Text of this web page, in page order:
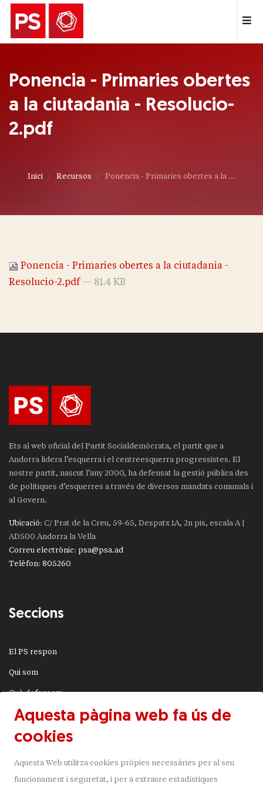
Ponencia - Primaries obertes
a la ciutadania - Resolucio-
2.pdf
Inici Recursos Ponencia - Primaries obertes a la ...
Ponencia - Primaries obertes a la ciutadania -
Resolucio-2.pdf — 81.4 KB
Ets al web oficial del Partit Socialdemòcrata, el partit que a
Andorra lidera l’esquerra i el centreesquerra progressistes. El
nostre partit, nascut l’any 2000, ha defensat la gestió pública des
de polítiques d’esquerres a través de diversos mandats comunals i
al Govern.
Ubicació: C/ Prat de la Creu, 59-65, Despatx 1A, 2n pis, escala A |
AD500 Andorra la Vella
Correu electrònic: psa@psa.ad
Telèfon: 805260
Seccions
El PS respon
Qui som
Què defensem
Actualitat
JSA
Uneix-t'hi
Aquesta pàgina web fa ús de
cookies
Aquesta Web utilitza cookies pròpies necessàries per al seu
funcionament i seguretat, i per a extraure estadístiques